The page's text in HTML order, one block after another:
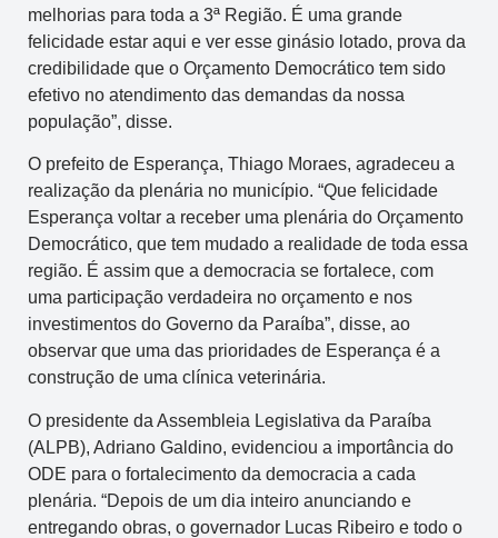
melhorias para toda a 3ª Região. É uma grande
felicidade estar aqui e ver esse ginásio lotado, prova da
credibilidade que o Orçamento Democrático tem sido
efetivo no atendimento das demandas da nossa
população”, disse.
O prefeito de Esperança, Thiago Moraes, agradeceu a
realização da plenária no município. “Que felicidade
Esperança voltar a receber uma plenária do Orçamento
Democrático, que tem mudado a realidade de toda essa
região. É assim que a democracia se fortalece, com
uma participação verdadeira no orçamento e nos
investimentos do Governo da Paraíba”, disse, ao
observar que uma das prioridades de Esperança é a
construção de uma clínica veterinária.
O presidente da Assembleia Legislativa da Paraíba
(ALPB), Adriano Galdino, evidenciou a importância do
ODE para o fortalecimento da democracia a cada
plenária. “Depois de um dia inteiro anunciando e
entregando obras, o governador Lucas Ribeiro e todo o